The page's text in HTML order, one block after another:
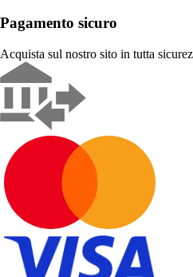
Pagamento sicuro
Acquista sul nostro sito in tutta